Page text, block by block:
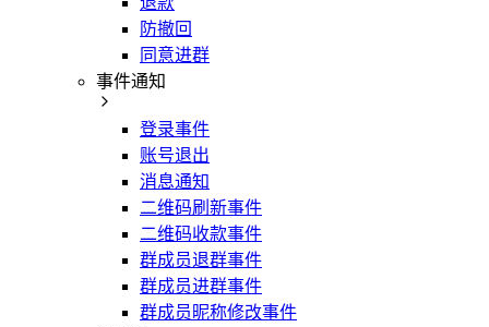
防撤回
同意进群
事件通知
登录事件
账号退出
消息通知
二维码刷新事件
二维码收款事件
群成员退群事件
群成员进群事件
群成员昵称修改事件